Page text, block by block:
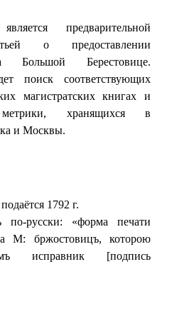
предварительной
о предоставлении
Большой Берестовице.
поиск соответствующих
магистратских книгах и
хранящихся в
и Москвы.
1792 г.
русски: «форма печати
М: бржостовицъ, которою
исправник [подпись